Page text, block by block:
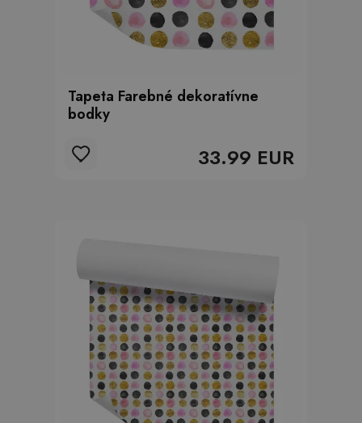
Tapeta Farebné dekoratívne
bodky
33.99 EUR